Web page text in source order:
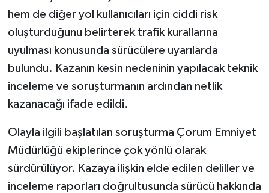
hem de diğer yol kullanıcıları için ciddi risk
oluşturduğunu belirterek trafik kurallarına
uyulması konusunda sürücülere uyarılarda
bulundu. Kazanın kesin nedeninin yapılacak teknik
inceleme ve soruşturmanın ardından netlik
kazanacağı ifade edildi.
Olayla ilgili başlatılan soruşturma Çorum Emniyet
Müdürlüğü ekiplerince çok yönlü olarak
sürdürülüyor. Kazaya ilişkin elde edilen deliller ve
inceleme raporları doğrultusunda sürücü hakkında